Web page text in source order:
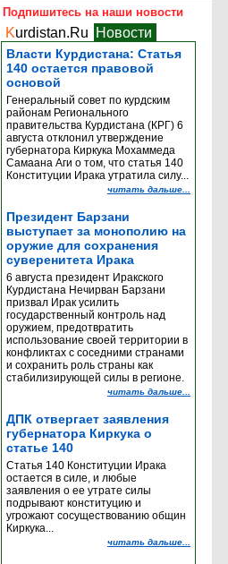
Подпишитесь на наши новости
Kurdistan.Ru Новости
Власти Курдистана: Статья
140 остается правовой
основой
Генеральный совет по курдским
районам Регионального
правительства Курдистана (КРГ) 6
августа отклонил утверждение
губернатора Киркука Мохаммеда
Самаана Аги о том, что статья 140
Конституции Ирака утратила силу...
читать дальше...
Президент Барзани
выступает за монополию на
оружие для сохранения
суверенитета Ирака
6 августа президент Иракского
Курдистана Нечирван Барзани
призвал Ирак усилить
государственный контроль над
оружием, предотвратить
использование своей территории в
конфликтах с соседними странами
и сохранить роль страны как
стабилизирующей силы в регионе.
читать дальше...
ДПК отвергает заявления
губернатора Киркука о
статье 140
Статья 140 Конституции Ирака
остается в силе, и любые
заявления о ее утрате силы
подрывают конституцию и
угрожают сосуществованию общин
Киркука...
читать дальше...